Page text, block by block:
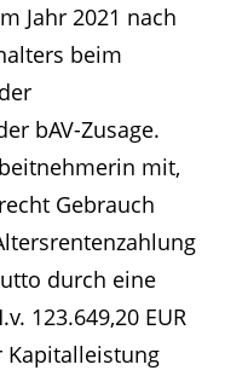
Jahr 2021 nach
beim
bAV-Zusage.
mit,
Gebrauch
durch eine
123.649,20 EUR
Kapitalleistung